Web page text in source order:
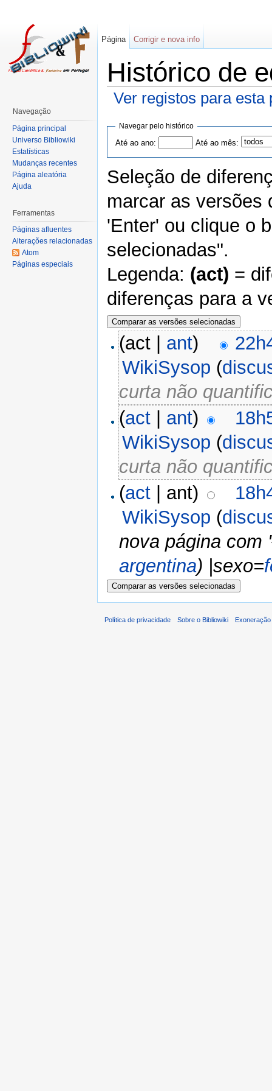
Histórico de
Ver registos para esta
Navegar pelo histórico
Até ao ano: Até ao mês:
Seleção de
marcar as versões
'Enter' ou clique o
selecionadas".
Legenda: (act) =
diferenças para a
(act | ant)
WikiSysop (
curta não
(act ant)
WikiSysop (
curta não
(act | ant)
WikiSysop (
nova página com
argentina) |sexo=
Página Corrigir e nova info
Navegação
Página principal
Universo Bibliowiki
Estatísticas
Mudanças recentes
Página aleatória
Ajuda
Ferramentas
Páginas afluentes
Alterações relacionadas
Atom
Páginas especiais
Política de privacidade Sobre o Bibliowiki